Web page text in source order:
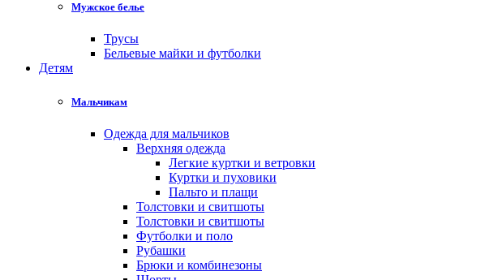
Мужское белье
Трусы
Бельевые майки и футболки
Детям
Мальчикам
Одежда для мальчиков
Верхняя одежда
Легкие куртки и ветровки
Куртки и пуховики
Пальто и плащи
Толстовки и свитшоты
Толстовки и свитшоты
Футболки и поло
Рубашки
Брюки и комбинезоны